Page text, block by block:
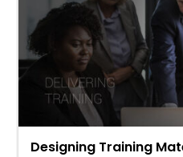
Designing Training